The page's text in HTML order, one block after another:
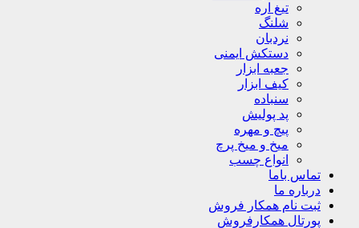
تیغ اره
شلنگ
نردبان
دستکش ایمنی
جعبه ابزار
کیف ابزار
سنباده
پد پولیش
پیچ و مهره
میخ و میخ پرچ
انواع چسب
تماس باما
درباره ما
ثبت نام همکار فروش
پورتال همکارفروش